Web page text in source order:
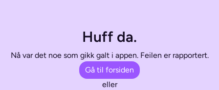
Huff da.
Nå var det noe som gikk galt i appen. Feilen er rapportert.
Gå til forsiden
eller